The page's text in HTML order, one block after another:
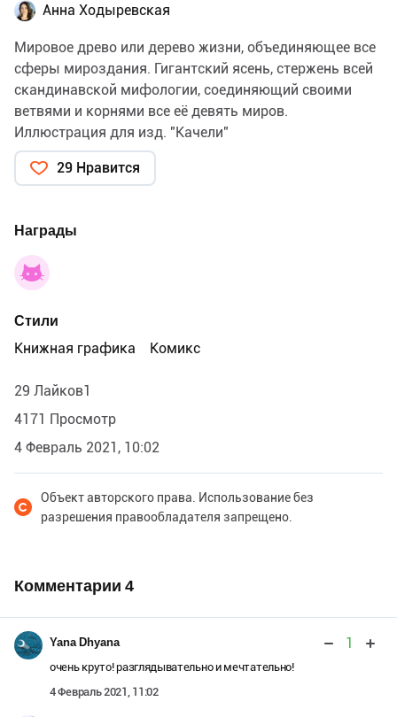
Анна Ходыревская
Мировое древо или дерево жизни, объединяющее все
сферы мироздания. Гигантский ясень, стержень всей
скандинавской мифологии, соединяющий своими
ветвями и корнями все её девять миров.
Иллюстрация для изд. "Качели"
29 Нравится
Награды
Стили
Книжная графика
Комикс
29 Лайков1
4171 Просмотр
4 Февраль 2021, 10:02
Объект авторского права. Использование без
разрешения правообладателя запрещено.
Комментарии 4
Yana Dhyana 1
очень круто! разглядывательно и мечтательно!
4 Февраль 2021, 11:02